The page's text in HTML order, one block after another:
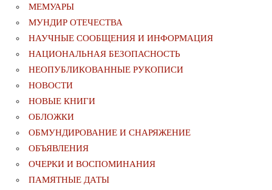
МЕМУАРЫ
МУНДИР ОТЕЧЕСТВА
НАУЧНЫЕ СООБЩЕНИЯ И ИНФОРМАЦИЯ
НАЦИОНАЛЬНАЯ БЕЗОПАСНОСТЬ
НЕОПУБЛИКОВАННЫЕ РУКОПИСИ
НОВОСТИ
НОВЫЕ КНИГИ
ОБЛОЖКИ
ОБМУНДИРОВАНИЕ И СНАРЯЖЕНИЕ
ОБЪЯВЛЕНИЯ
ОЧЕРКИ И ВОСПОМИНАНИЯ
ПАМЯТНЫЕ ДАТЫ